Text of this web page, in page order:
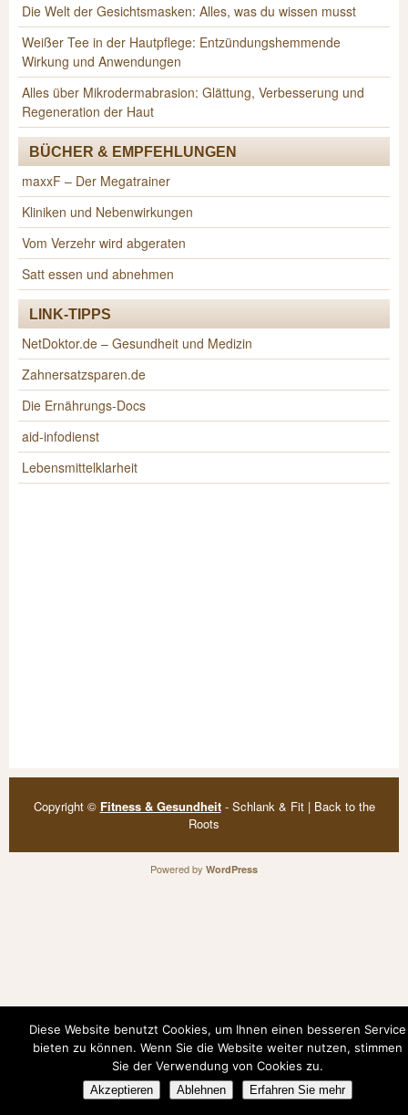
Die Welt der Gesichtsmasken: Alles, was du wissen musst
Weißer Tee in der Hautpflege: Entzündungshemmende
Wirkung und Anwendungen
Alles über Mikrodermabrasion: Glättung, Verbesserung und
Regeneration der Haut
BÜCHER & EMPFEHLUNGEN
maxxF – Der Megatrainer
Kliniken und Nebenwirkungen
Vom Verzehr wird abgeraten
Satt essen und abnehmen
LINK-TIPPS
NetDoktor.de – Gesundheit und Medizin
Zahnersatzsparen.de
Die Ernährungs-Docs
aid-infodienst
Lebensmittelklarheit
Copyright © Fitness & Gesundheit- Schlank & Fit | Back to the
Roots
Powered by WordPress
Diese Website benutzt Cookies, um Ihnen einen besseren Service
bieten zu können. Wenn Sie die Website weiter nutzen, stimmen
Sie der Verwendung von Cookies zu.
Akzeptieren Ablehnen Erfahren Sie mehr